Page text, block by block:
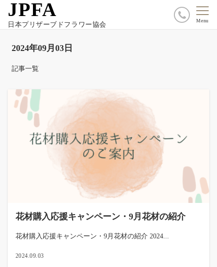
JPFA
日本プリザーブドフラワー協会
Menu
2024年09月03日
記事一覧
花材購入応援キャンペーン・9月花材の紹介
花材購入応援キャンペーン・9月花材の紹介 2024...
2024.09.03